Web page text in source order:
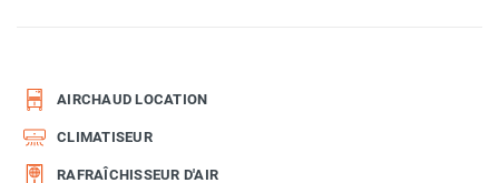
AIRCHAUD LOCATION
CLIMATISEUR
RAFRAÎCHISSEUR D'AIR